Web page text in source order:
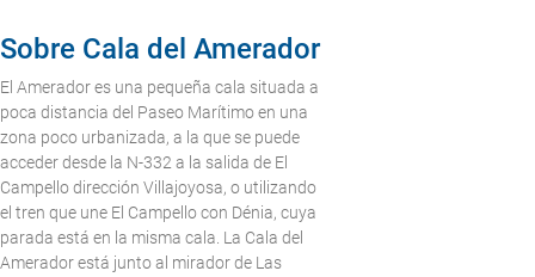
Sobre Cala del Amerador
El Amerador es una pequeña cala situada a
poca distancia del Paseo Marítimo en una
zona poco urbanizada, a la que se puede
acceder desde la N-332 a la salida de El
Campello dirección Villajoyosa, o utilizando
el tren que une El Campello con Dénia, cuya
parada está en la misma cala. La Cala del
Amerador está junto al mirador de Las